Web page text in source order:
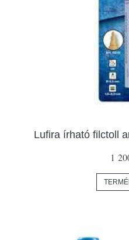
Lufira írható filctoll
1